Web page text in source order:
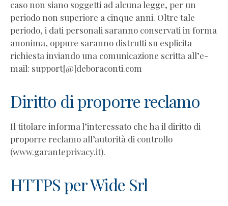
caso non siano soggetti ad alcuna legge, per un
periodo non superiore a cinque anni. Oltre tale
periodo, i dati personali saranno conservati in forma
anonima, oppure saranno distrutti su esplicita
richiesta inviando una comunicazione scritta all’e-
mail: support[@]deboraconti.com
Diritto di proporre reclamo
Il titolare informa l’interessato che ha il diritto di
proporre reclamo all’autorità di controllo
(www.garanteprivacy.it).
HTTPS per Wide Srl